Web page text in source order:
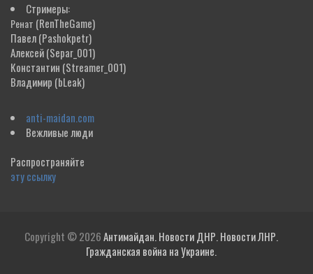
Стримеры:
Ренат (RenTheGame)
Павел(Pashokpetr)
Алексей(Separ_001)
Константин (Streamer_001)
Владимир (bLeak)
anti-maidan.com
Вежливые люди
Распространяйте
эту ссылку
Copyright © 2026Антимайдан. Новости ДНР. Новости ЛНР.
Гражданская война на Украине.